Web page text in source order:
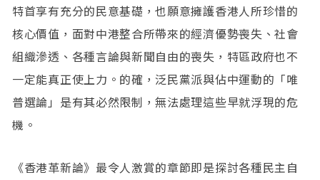
特首享有充分的民意基礎，也願意擁護香港人所珍惜的
核心價值，面對中港整合所帶來的經濟優勢喪失、社會
組織滲透、各種言論與新聞自由的喪失，特區政府也不
一定能真正使上力。的確，泛民黨派與佔中運動的「唯
普選論」是有其必然限制，無法處理這些早就浮現的危
機。
《香港革新論》最令人激賞的章節即是探討各種民主自